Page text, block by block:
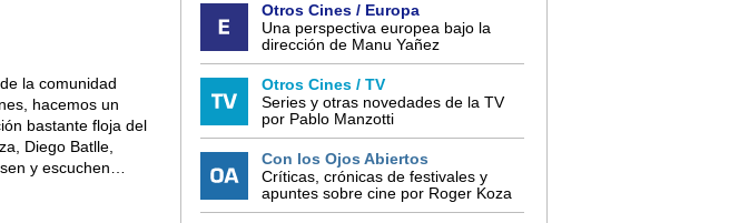
la comunidad
hacemos un
bastante floja del
Diego Batlle,
y escuchen…
Otros Cines / Europa
Una perspectiva europea bajo la
dirección de Manu Yañez
Otros Cines / TV
Series y otras novedades de la TV
por Pablo Manzotti
Con los Ojos Abiertos
Críticas, crónicas de festivales y
apuntes sobre cine por Roger Koza